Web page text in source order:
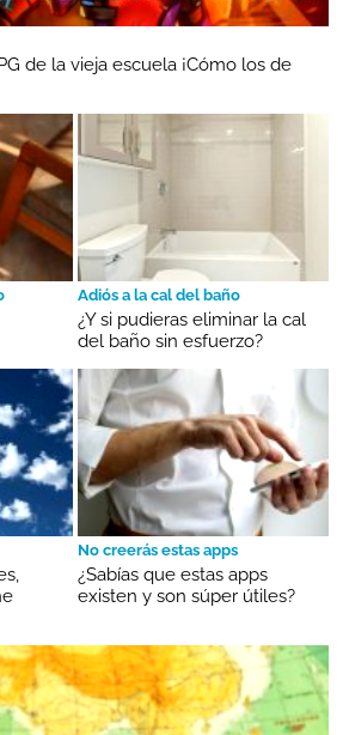
de la vieja escuela ¡Cómo los de
Adiós a la cal del baño
¿Y si pudieras eliminar la cal
del baño sin esfuerzo?
No creerás estas apps
¿Sabías que estas apps
existen y son súper útiles?